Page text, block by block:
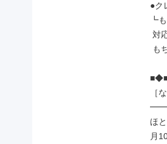
●ク
┗
［
ほ
月